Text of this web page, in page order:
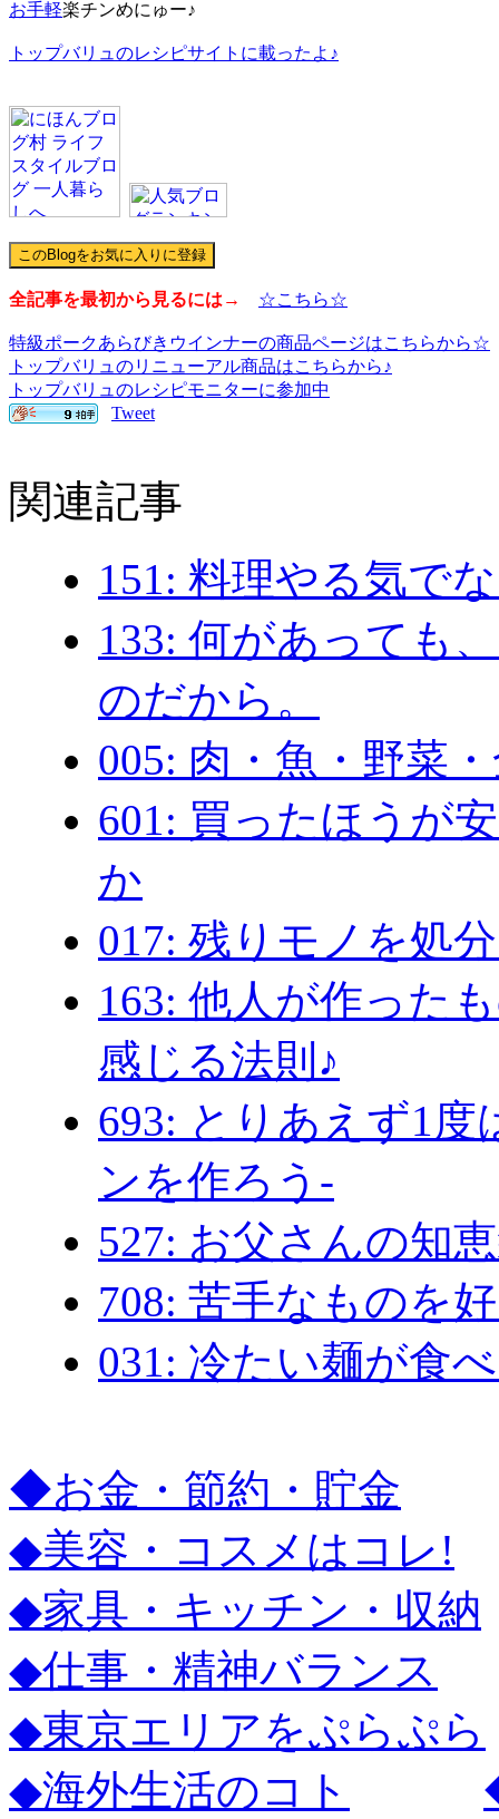
お手軽楽チンめにゅー♪
トップバリュのレシピサイトに載ったよ♪
全記事を最初から見るには → ☆こちら☆
特級ポークあらびきウインナーの商品ページはこちらから☆
トップバリュのリニューアル商品はこちらから♪
トップバリュのレシピモニターに参加中
Tweet
関連記事
151: 料理やる気で
133: 何があっても
のだから。
005: 肉・魚・野菜
601: 買ったほうが
か
017: 残りモノを処
163: 他人が作った
感じる法則♪
693: とりあえず1
ンを作ろう-
527: お父さんの知
708: 苦手なものを
031: 冷たい麺が食
◆お金・節約・貯金
◆美容・コスメはコレ!
◆家具・キッチン・収納
◆仕事・精神バランス
◆東京エリアをぷらぷら
◆海外生活のコト